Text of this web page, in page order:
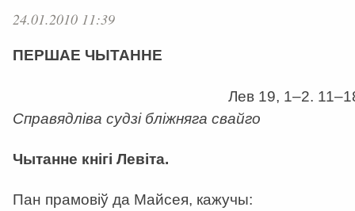
24.01.2010 11:39
ПЕРШАЕ ЧЫТАННЕ
Лев 19, 1–2.
Справядліва судзі бліжняга свайго
Чытанне кнігі Левіта.
Пан прамовіў да Майсея, кажучы: